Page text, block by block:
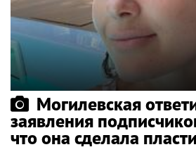
Могилевская
заявления
что она сделала